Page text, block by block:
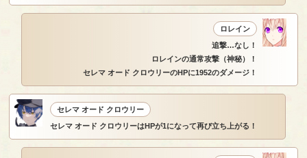
ロレイン
追撃…なし！
ロレインの通常攻撃（神秘）！
セレマ オード クロウリーのHPに1952のダメージ！
セレマ オード クロウリー
セレマ オード クロウリーはHPが1になって再び立ち上がる！